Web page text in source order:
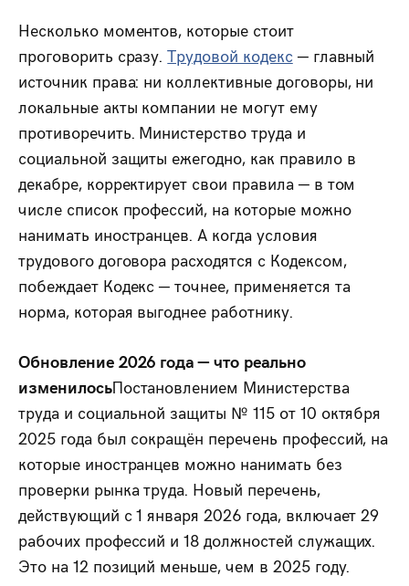
Несколько моментов, которые стоит
проговорить сразу.Трудовой кодекс— главный
источник права: ни коллективные договоры, ни
локальные акты компании не могут ему
противоречить. Министерство труда и
социальной защиты ежегодно, как правило в
декабре, корректирует свои правила — в том
числе список профессий, на которые можно
нанимать иностранцев. А когда условия
трудового договора расходятся с Кодексом,
побеждает Кодекс — точнее, применяется та
норма, которая выгоднее работнику.
Обновление 2026 года — что реально
изменилосьПостановлением Министерства
труда и социальной защиты № 115 от 10 октября
2025 года был сокращён перечень профессий, на
которые иностранцев можно нанимать без
проверки рынка труда. Новый перечень,
действующий с 1 января 2026 года, включает 29
рабочих профессий и 18 должностей служащих.
Это на 12 позиций меньше, чем в 2025 году.